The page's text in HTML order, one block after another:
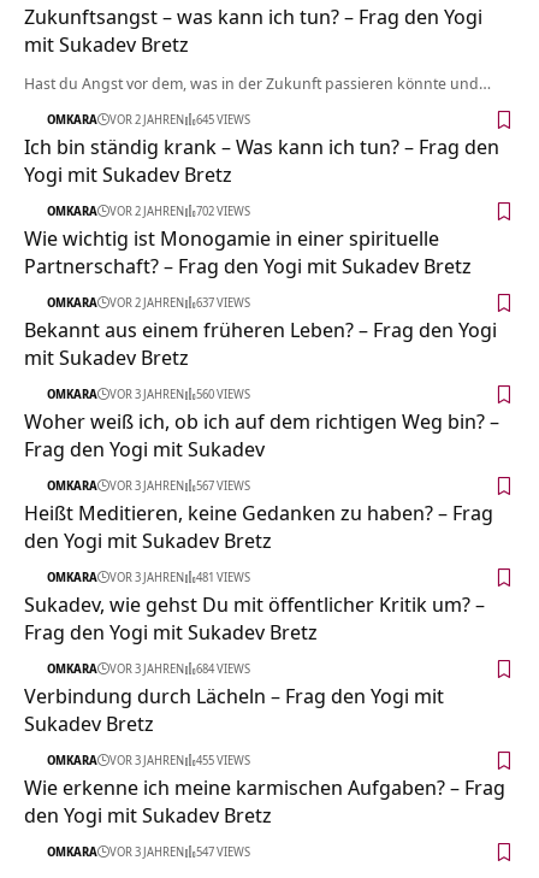
Zukunftsangst – was kann ich tun? – Frag den Yogi
mit Sukadev Bretz
Hast du Angst vor dem, was in der Zukunft passieren könnte und…
OMKARA VOR 2 JAHREN 645 VIEWS
Ich bin ständig krank – Was kann ich tun? – Frag den
Yogi mit Sukadev Bretz
OMKARA VOR 2 JAHREN 702 VIEWS
Wie wichtig ist Monogamie in einer spirituelle
Partnerschaft? – Frag den Yogi mit Sukadev Bretz
OMKARA VOR 2 JAHREN 637 VIEWS
Bekannt aus einem früheren Leben? – Frag den Yogi
mit Sukadev Bretz
OMKARA VOR 3 JAHREN 560 VIEWS
Woher weiß ich, ob ich auf dem richtigen Weg bin? –
Frag den Yogi mit Sukadev
OMKARA VOR 3 JAHREN 567 VIEWS
Heißt Meditieren, keine Gedanken zu haben? – Frag
den Yogi mit Sukadev Bretz
OMKARA VOR 3 JAHREN 481 VIEWS
Sukadev, wie gehst Du mit öffentlicher Kritik um? –
Frag den Yogi mit Sukadev Bretz
OMKARA VOR 3 JAHREN 684 VIEWS
Verbindung durch Lächeln – Frag den Yogi mit
Sukadev Bretz
OMKARA VOR 3 JAHREN 455 VIEWS
Wie erkenne ich meine karmischen Aufgaben? – Frag
den Yogi mit Sukadev Bretz
OMKARA VOR 3 JAHREN 547 VIEWS